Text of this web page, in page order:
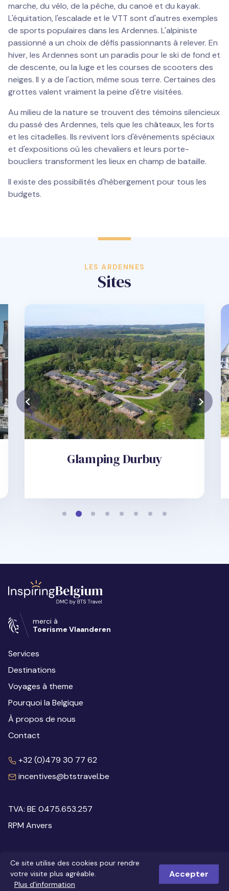
Ce site utilise des cookies pour rendre
votre visite plus agréable.
Plus d'information
Accepter
marche, du vélo, de la pêche, du canoë et du kayak.
L'équitation, l'escalade et le VTT sont d'autres exemples
de sports populaires dans les Ardennes. L'alpiniste
passionné a un choix de défis passionnants à relever. En
hiver, les Ardennes sont un paradis pour le ski de fond et
de descente, ou la luge et les courses de scooters des
neiges. Il y a de l'action, même sous terre. Certaines des
grottes valent vraiment la peine d'être visitées.
Au milieu de la nature se trouvent des témoins silencieux
du passé des Ardennes, tels que les châteaux, les forts
et les citadelles. Ils revivent lors d'événements spéciaux
et d'expositions où les chevaliers et leurs porte-
boucliers transforment les lieux en champ de bataille.
Il existe des possibilités d'hébergement pour tous les
budgets.
LES ARDENNES
Sites
Glamping Durbuy
merci à
Toerisme Vlaanderen
Services
Destinations
Voyages à theme
Pourquoi la Belgique
À propos de nous
Contact
+32 (0)479 30 77 62
incentives@btstravel.be
TVA: BE 0475.653.257
RPM Anvers
Disclaimer Privacy
Cookies
© 2026 Inspiring Belgium
Webdesign: Robarov